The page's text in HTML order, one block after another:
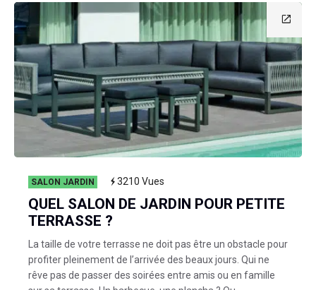
SALON JARDIN 3210 Vues
QUEL SALON DE JARDIN POUR PETITE
TERRASSE ?
La taille de votre terrasse ne doit pas être un obstacle pour
profiter pleinement de l’arrivée des beaux jours. Qui ne
rêve pas de passer des soirées entre amis ou en famille